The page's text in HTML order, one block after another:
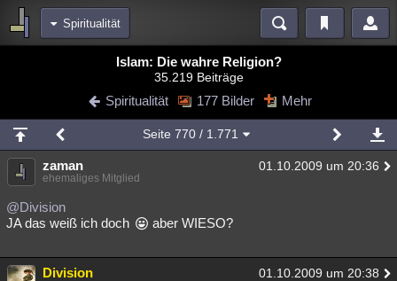
Spiritualität
Diskussionen Blogs Videos
Chat Wiki Neuigkeiten
meine Rubriken
Menschen Mystery Kriminalfälle
Spiritualität
weitere Rubriken
Islam: Die wahre Religion?
35.219 Beiträge
Spiritualität 177 Bilder Mehr
Seite 770/ 1.771
zaman 01.10.2009 um 20:36
ehemaliges Mitglied
@Division
JA das weiß ich doch
aber WIESO?
Division 01.10.2009 um 20:38